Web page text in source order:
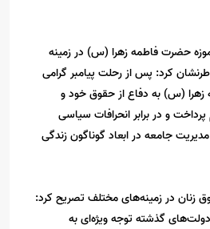
حضرت فاطمه زهرا (س) در زمینه
کرد: پس از رحلت پیامبر گرامی
(س) به دفاع از حقوق خود و
و در برابر انحرافات سیاسی
جامعه در ابعاد گوناگون زندگی
زنان در زمینه‌های مختلف تصریح کرد:
گذشته توجه ویژ‌ه‌ای به